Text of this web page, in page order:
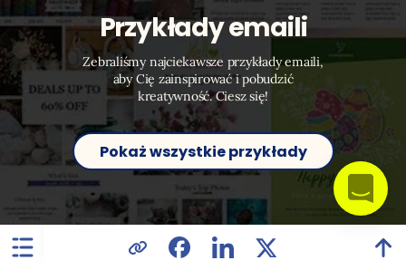
Przykłady emaili
Zebraliśmy najciekawsze przykłady emaili,
aby Cię zainspirować i pobudzić
kreatywność. Ciesz się!
Pokaż wszystkie przykłady